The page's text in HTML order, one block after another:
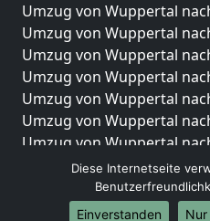
Umzug von Wuppertal
Umzug von Wuppertal
Umzug von Wuppertal
Umzug von Wuppertal
Umzug von Wuppertal
Umzug von Wuppertal
Umzug von Wuppertal
Umzug von Wuppertal
Umzug von Wuppertal
Diese Internetseite
Einverstanden